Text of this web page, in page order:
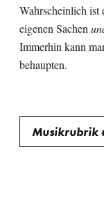
Wahrscheinlich ist
eigenen Sachen
Immerhin kann
behaupten.
Musikrubrik